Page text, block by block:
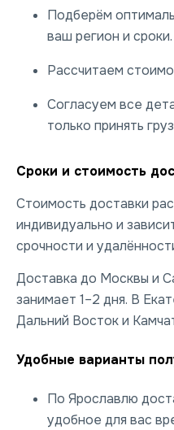
Подберём
ваш регион и сроки.
Рассчитаем
Согласуем все
только принять
Сроки и стоимость
Стоимость доставки
индивидуально и
срочности и
Доставка до Москвы и
занимает 1–2 дня. В
Дальний Восток и
Удобные варианты
По Ярославлю
удобное для вас